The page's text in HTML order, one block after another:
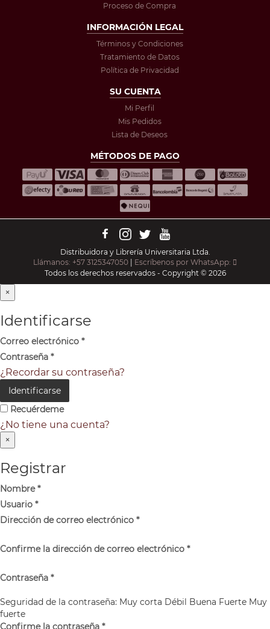
Proceso de Compra
INFORMACIÓN LEGAL
Términos y Condiciones
Tratamiento de Datos
Política de Privacidad
SU CUENTA
Mi Perfil
Mis Pedidos
Lista de Deseos
MÉTODOS DE PAGO
Distribuidora y Librería Universitaria Ltda.
Llámanos: +57 3125347050 | Escríbenos por WhatsApp:
Todos los derechos reservados - Copyright © 2026
×
Identificarse
Correo electrónico *
Contraseña *
¿Recordar su contraseña?
Identificarse
Recuérdeme
¿No tiene una cuenta?
×
Registrar
Nombre*
Usuario *
Dirección de correo electrónico *
Confirme la dirección de correo electrónico *
Contraseña *
Seguridad de la contraseña: Muy corta Débil Buena Fuerte Muy
fuerte
Confirme la contraseña *